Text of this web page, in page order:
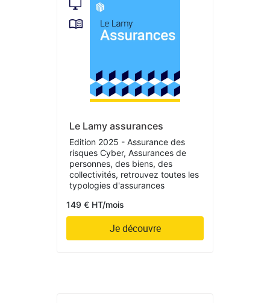
Le Lamy assurances
Edition 2025 - Assurance des
risques Cyber, Assurances de
personnes, des biens, des
collectivités, retrouvez toutes les
typologies d'assurances
149 € HT/mois
Je découvre